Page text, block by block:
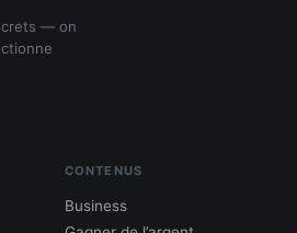
— on
CONTENUS
Business